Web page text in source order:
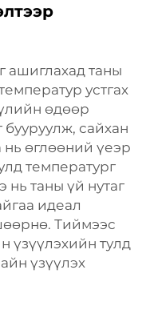
ашиглахад таны
устгах
өдөөр
сайхан
өглөөний үеэр
температург
нь таны үй нутаг
идеал
Тиймээс
үзүүлэхийн тулд
үзүүлэх